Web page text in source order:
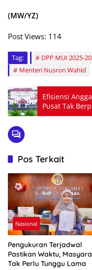
(MW/YZ)
Post Views: 114
Tag: DPP MUI 2025-
Menteri Nusron Wahid
Efisiensi
Pusat Tak
Pos Terkait
Nasional
Pengukuran Terjadwal
Pastikan Waktu,
Tak Perlu Tunggu Lama